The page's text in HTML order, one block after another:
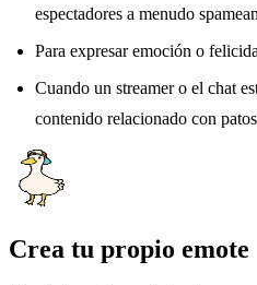
espectadores a menudo
Para expresar emoción o
Cuando un streamer o el chat
contenido relacionado con patos
Crea tu propio emote